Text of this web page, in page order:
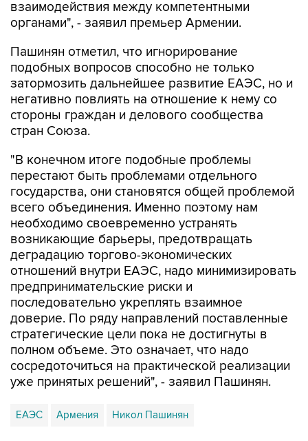
взаимодействия между компетентными
органами", - заявил премьер Армении.
Пашинян отметил, что игнорирование
подобных вопросов способно не только
затормозить дальнейшее развитие ЕАЭС, но и
негативно повлиять на отношение к нему со
стороны граждан и делового сообщества
стран Союза.
"В конечном итоге подобные проблемы
перестают быть проблемами отдельного
государства, они становятся общей проблемой
всего объединения. Именно поэтому нам
необходимо своевременно устранять
возникающие барьеры, предотвращать
деградацию торгово-экономических
отношений внутри ЕАЭС, надо минимизировать
предпринимательские риски и
последовательно укреплять взаимное
доверие. По ряду направлений поставленные
стратегические цели пока не достигнуты в
полном объеме. Это означает, что надо
сосредоточиться на практической реализации
уже принятых решений", - заявил Пашинян.
ЕАЭС Армения Никол Пашинян